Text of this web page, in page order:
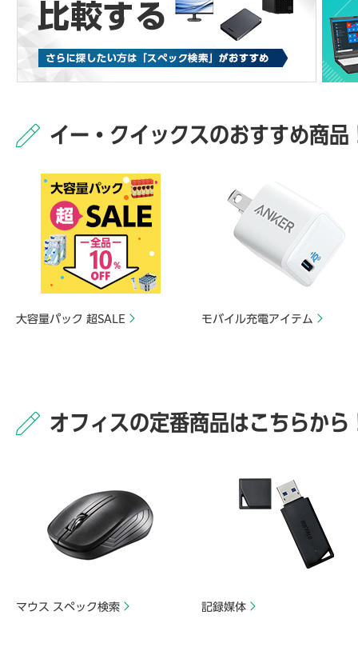
イー・クイックスのおすすめ商品
大容量パック 超SALE モバイル充電アイテム
オフィスの定番商品はこちらから
マウス スペック検索 記録媒体